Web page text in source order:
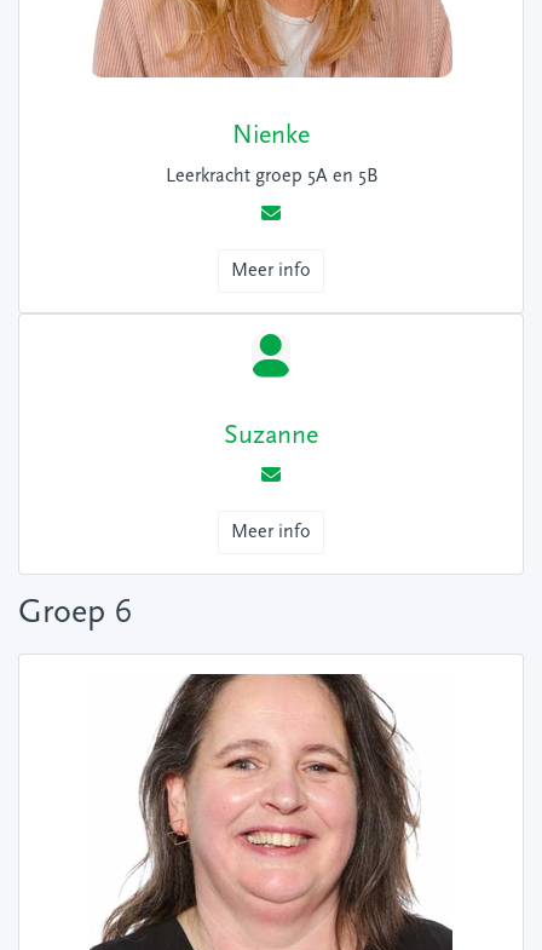
Nienke
Leerkracht groep 5A en 5B
Meer info
Suzanne
Meer info
Groep 6